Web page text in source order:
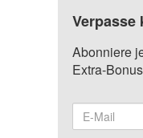
Verpasse
Abonniere
Extra-